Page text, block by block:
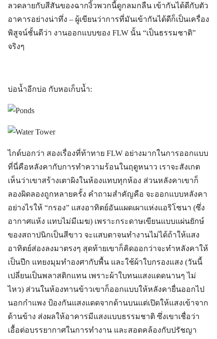
ลวดลายกับสีสันของฉากงิ้วพวกนี้ดูกลมกลืน เข้ากันได้ดีกับตัว
อาคารอย่างน่าทึ่ง – ผู้เขียนว่าการที่มันเข้ากันได้ดีก็เป็นเครื่อง
พิสูจน์ชั้นดีว่า งานออกแบบของ FLW นั้น “เป็นธรรมชาติ”
จริงๆ
บ่อน้ำอีกบ่อ กับหอเก็บน้ำ:
ไกด์บอกว่า สองเรื่องที่ท้าทาย FLW อย่างมากในการออกแบบ
ที่นี่คือหลังคากับการทำความร้อนในฤดูหนาว เราจะสังเกต
เห็นว่าเขาสร้างเตาผิงในห้องแทบทุกห้อง ส่วนหลังคาเขาก็
ลองผิดลองถูกหลายครั้ง คำถามสำคัญคือ จะออกแบบหลังคา
อย่างไรให้ “กรอง” แสงอาทิตย์อันแผดเผาแห่งแอริโซนา (ซึ่ง
อากาศแห้ง แทบไม่มีเมฆ) เพราะกระดาษเขียนแบบแผ่นยักษ์
ของสถาปนิกเป็นสีขาว จะแสบตาจนทำงานไม่ได้ถ้าให้แสง
อาทิตย์ส่องลงมาตรงๆ สุดท้ายเขาก็คิดออกว่าจะทำหลังคาให้
เป็นปีก แทยงมุมทำองศากับพื้น และใช้ผ้าใบกรองแสง (วันนี้
เปลี่ยนเป็นพลาสติกแทน เพราะผ้าใบทนแสงแดดนานๆ ไม่
ไหว) ส่วนในห้องทานข้าวเขาก็ออกแบบให้หลังคายื่นออกไป
นอกกำแพง ป้องกันแสงแดดจากด้านบนแต่เปิดให้แสงเข้าจาก
ด้านข้าง ส่งผลให้อาคารมีแสงแบบธรรมชาติ ซึ่งเขาเชื่อว่า
เอื้อต่อบรรยากาศในการทำงาน และสอดคล้องกับปรัชญา